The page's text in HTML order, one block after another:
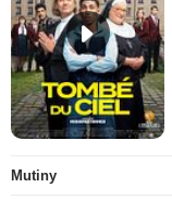
Mutiny